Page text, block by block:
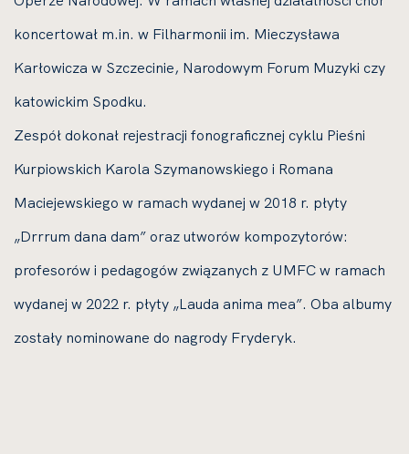
koncertował m.in. w Filharmonii im. Mieczysława
Karłowicza w Szczecinie, Narodowym Forum Muzyki czy
katowickim Spodku.
Zespół dokonał rejestracji fonograficznej cyklu Pieśni
Kurpiowskich Karola Szymanowskiego i Romana
Maciejewskiego w ramach wydanej w 2018 r. płyty
„Drrrum dana dam” oraz utworów kompozytorów:
profesorów i pedagogów związanych z UMFC w ramach
wydanej w 2022 r. płyty „Lauda anima mea”. Oba albumy
zostały nominowane do nagrody Fryderyk.